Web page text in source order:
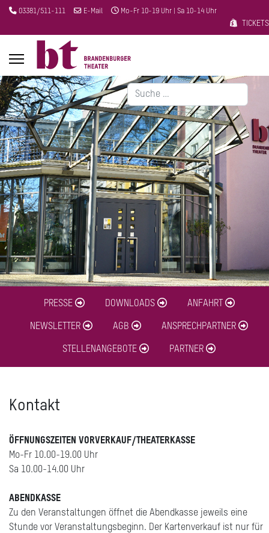
03381/511-111 E-Mail Mo-Fr 10-19 Uhr | Sa 10-14 Uhr
TICKETS
Suchen
PRESSE DOWNLOADS ANFAHRT
NEWSLETTER AGB ANSPRECHPARTNER
STELLENANGEBOTE PARTNER
Kontakt
ÖFFNUNGSZEITEN VORVERKAUF/THEATERKASSE
Mo-Fr 10.00-19.00 Uhr
Sa 10.00-14.00 Uhr
ABENDKASSE
Zu den Veranstaltungen öffnet die Abendkasse jeweils eine
Stunde vor Veranstaltungsbeginn. Der Kartenverkauf ist nur für